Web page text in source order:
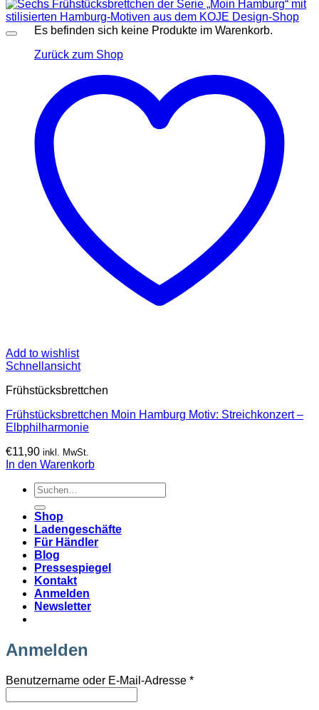
Es befinden sich keine Produkte im Warenkorb.
Zurück zum Shop
Add to wishlist
Schnellansicht
Frühstücksbrettchen
Frühstücksbrettchen Moin Hamburg Motiv: Streichkonzert –
Elbphilharmonie
€11,90 inkl. MwSt.
In den Warenkorb
Suchen
nach:
Shop
Ladengeschäfte
Für Händler
Blog
Pressespiegel
Kontakt
Anmelden
Newsletter
Anmelden
Benutzername oder E-Mail-Adresse *Erforderlich